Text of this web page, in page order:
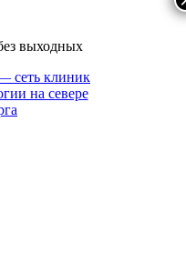
выходных